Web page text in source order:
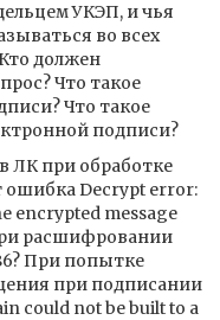
УКЭП, и чья
во всех
должен
Что такое
Что такое
подписи?
ЛК при обработке
ошибка Decrypt error:
encrypted message
расшифровании
При попытке
при подписании
could not be built to a